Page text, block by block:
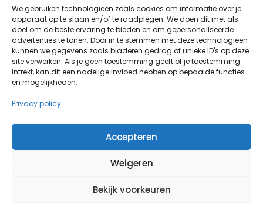
We gebruiken technologieën zoals cookies om informatie over je
apparaat op te slaan en/of te raadplegen. We doen dit met als
doel om de beste ervaring te bieden en om gepersonaliseerde
advertenties te tonen. Door in te stemmen met deze technologieën
kunnen we gegevens zoals bladeren gedrag of unieke ID's op deze
site verwerken. Als je geen toestemming geeft of je toestemming
intrekt, kan dit een nadelige invloed hebben op bepaalde functies
en mogelijkheden.
Privacy policy
Accepteren
Weigeren
Bekijk voorkeuren
Stukadoor Hoorn
Stukadoor Ijmuiden
Stukadoor Leeuwarden
Stukadoor Lelystad
Stucwerk Lisse
Stukadoor Sneek
Stukadoor Opmeer
Nieuwbouw stucwerk in Dronten
Nieuwbouw stukadoor Lelystad
© Butun.nl 2026 - Alle rechten voorbehouden